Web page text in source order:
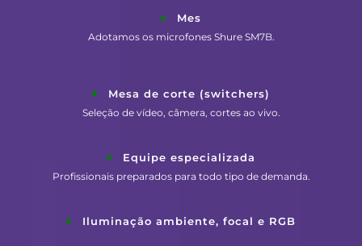
Mes
Adotamos os microfones Shure SM7B.
Mesa de corte (switchers)
Seleção de vídeo, câmera, cortes ao vivo.
Equipe especializada
Profissionais preparados para todo tipo de demanda.
Iluminação ambiente, focal e RGB